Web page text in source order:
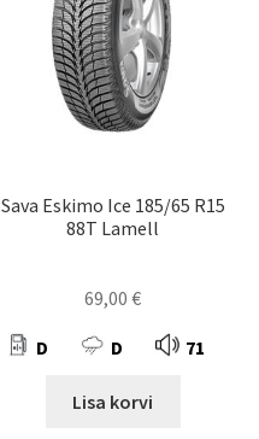
Sava Eskimo Ice 185/65 R15
88T Lamell
69,00€
D D 71
Lisa korvi